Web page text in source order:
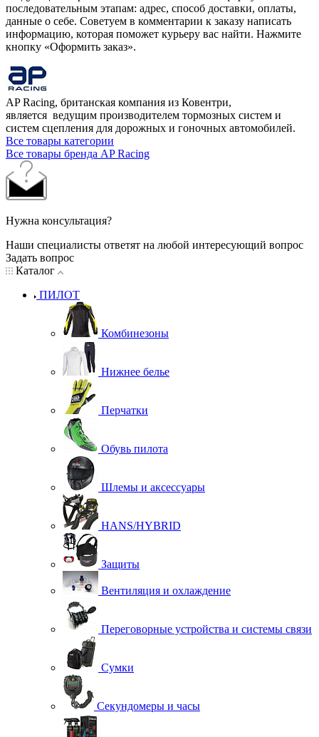
последовательным этапам: адрес, способ доставки, оплаты,
данные о себе. Советуем в комментарии к заказу написать
информацию, которая поможет курьеру вас найти. Нажмите
кнопку «Оформить заказ».
AP Racing, британская компания из Ковентри,
является ведущим производителем тормозных систем и
систем сцепления для дорожных и гоночных автомобилей.
Все товары категории
Все товары бренда AP Racing
Нужна консультация?
Наши специалисты ответят на любой интересующий вопрос
Задать вопрос
Каталог
ПИЛОТ
Комбинезоны
Нижнее белье
Перчатки
Обувь пилота
Шлемы и аксессуары
HANS/HYBRID
Защиты
Вентиляция и охлаждение
Переговорные устройства и системы связи
Сумки
Секундомеры и часы